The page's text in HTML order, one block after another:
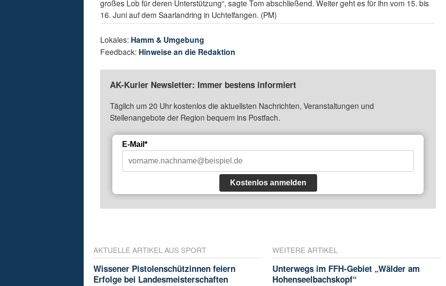
großes Lob für deren Unterstützung“, sagte Tom abschließend. Weiter geht es für ihn vom 15. bis
16. Juni auf dem Saarlandring in Uchtelfangen. (PM)
Lokales: Hamm & Umgebung
Feedback: Hinweise an die Redaktion
AK-Kurier Newsletter: Immer bestens informiert
Täglich um 20 Uhr kostenlos die aktuellsten Nachrichten, Veranstaltungen und
Stellenangebote der Region bequem ins Postfach.
E-Mail*
Kostenlos anmelden
AKTUELLE ARTIKEL AUS SPORT
Wissener Pistolenschützinnen feiern
Erfolge bei Landesmeisterschaften
WEITERE ARTIKEL
Unterwegs im FFH-Gebiet „Wälder am
Hohenseelbachskopf“